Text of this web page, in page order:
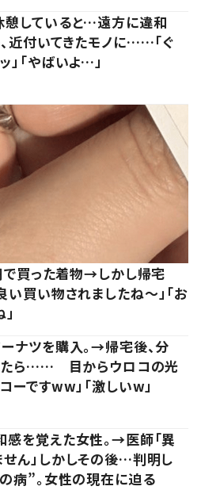
憩していると…遠方に違和
近付いてきたモノに……「ぐ
」「やばいよ…」
買った着物→しかし帰宅
買い物されましたね～」「お
ナツを購入。→帰宅後、分
たら…… 目からウロコの光
ーですww」「激しいw」
感を覚えた女性。→医師「異
せん」しかしその後…判明し
病”。女性の現在に迫る